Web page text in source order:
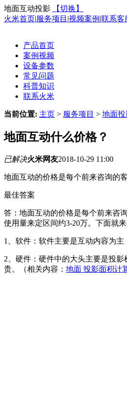
地面互动投影
【切换】
火米首页|服务项目 |视频案例 |联系客
产品首页
案例视频
设备参数
常见问题
科普知识
联系火米
当前位置: 主页 > 服务项目 > 地面投
地面互动什么价格？
已解决火米网友2018-10-29 11:00
地面互动的价格是每个前来咨询的
最佳答案
答：地面互动的价格是每个前来咨
使用量来定区间约3-20万。下面就
1、软件：软件主要是互动内容为
2、硬件：硬件中的大头主要是投
贵。（相关内容： 地面 投影面积计